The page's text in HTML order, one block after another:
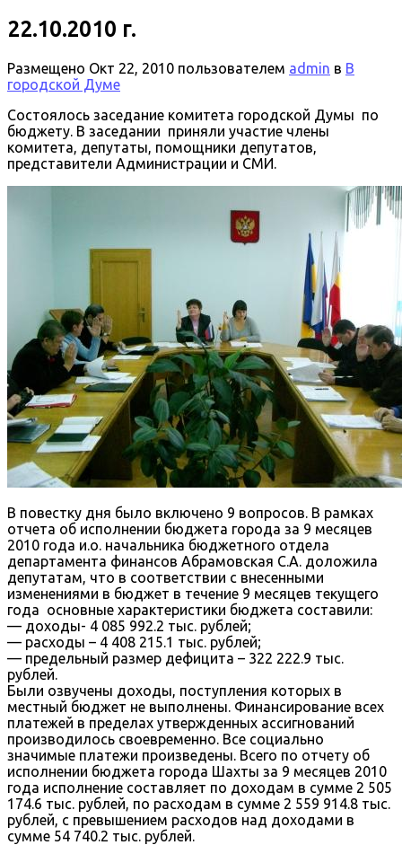
22.10.2010 г.
Размещено Окт 22, 2010 пользователем admin в В
городской Думе
Состоялось заседание комитета городской Думы по
бюджету. В заседании приняли участие члены
комитета, депутаты, помощники депутатов,
представители Администрации и СМИ.
В повестку дня было включено 9 вопросов. В рамках
отчета об исполнении бюджета города за 9 месяцев
2010 года и.о. начальника бюджетного отдела
департамента финансов Абрамовская С.А. доложила
депутатам, что в соответствии с внесенными
изменениями в бюджет в течение 9 месяцев текущего
года основные характеристики бюджета составили:
— доходы- 4 085 992.2 тыс. рублей;
— расходы – 4 408 215.1 тыс. рублей;
— предельный размер дефицита – 322 222.9 тыс.
рублей.
Были озвучены доходы, поступления которых в
местный бюджет не выполнены. Финансирование всех
платежей в пределах утвержденных ассигнований
производилось своевременно. Все социально
значимые платежи произведены. Всего по отчету об
исполнении бюджета города Шахты за 9 месяцев 2010
года исполнение составляет по доходам в сумме 2 505
174.6 тыс. рублей, по расходам в сумме 2 559 914.8 тыс.
рублей, с превышением расходов над доходами в
сумме 54 740.2 тыс. рублей.